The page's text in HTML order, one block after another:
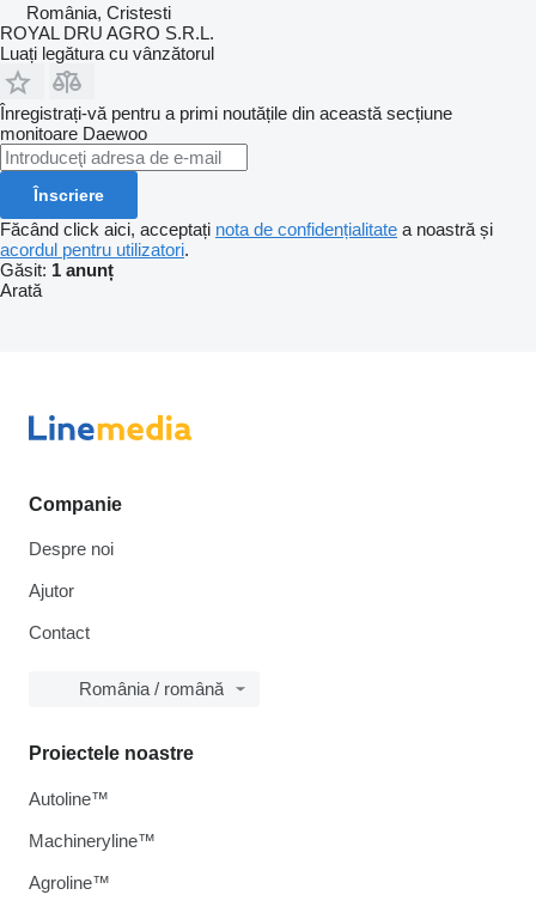
România, Cristesti
ROYAL DRU AGRO S.R.L.
Luați legătura cu vânzătorul
Înregistrați-vă pentru a primi noutățile din această secțiune
monitoare Daewoo
Înscriere
Făcând click aici, acceptați nota de confidențialitate a noastră și
acordul pentru utilizatori.
Găsit: 1 anunț
Arată
Companie
Despre noi
Ajutor
Contact
România / română
Proiectele noastre
Autoline™
Machineryline™
Agroline™